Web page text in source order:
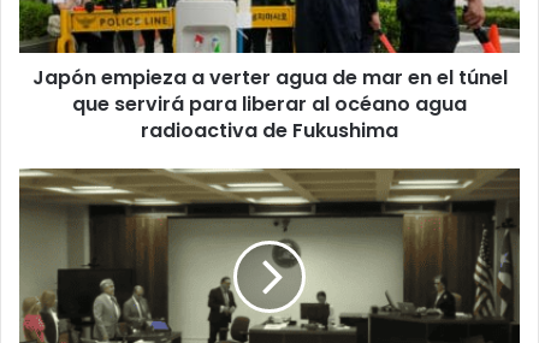
en
el
túnel
liberar
al
océano
radioactiva
de
Fukushima
Japón empieza a verter agua de mar en el túnel
que servirá para liberar al océano agua
radioactiva de Fukushima
Testigo
del
OPFEI
hasta
los
padres